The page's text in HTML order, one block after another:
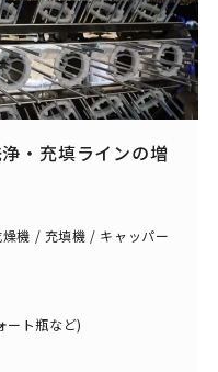
・充填ラインの増
機 / 充填機 / キャッパー
ート瓶など)